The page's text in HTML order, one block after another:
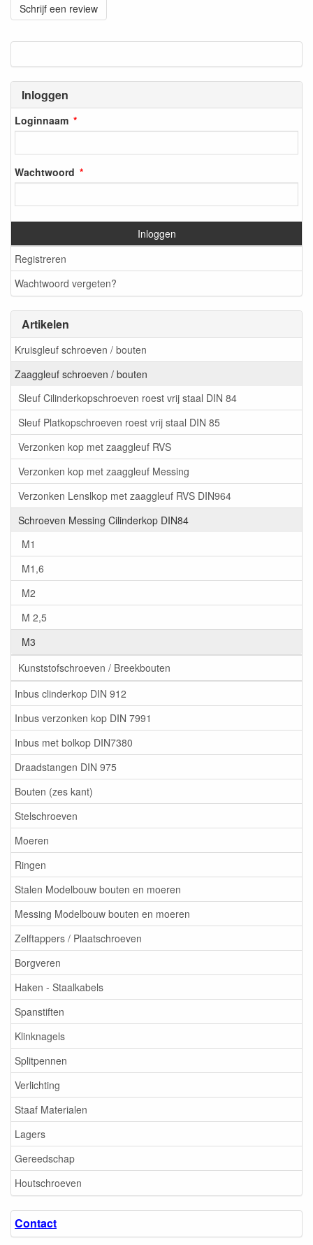
Inloggen
Loginnaam
Wachtwoord
Inloggen
Registreren
Wachtwoord vergeten?
Artikelen
Kruisgleuf schroeven / bouten
Zaaggleuf schroeven / bouten
Sleuf Cilinderkopschroeven roest vrij staal DIN 84
Sleuf Platkopschroeven roest vrij staal DIN 85
Verzonken kop met zaaggleuf RVS
Verzonken kop met zaaggleuf Messing
Verzonken Lenslkop met zaaggleuf RVS DIN964
Schroeven Messing Cilinderkop DIN84
M1
M1,6
M2
M 2,5
M3
Kunststofschroeven / Breekbouten
Inbus clinderkop DIN 912
Inbus verzonken kop DIN 7991
Inbus met bolkop DIN7380
Draadstangen DIN 975
Bouten (zes kant)
Stelschroeven
Moeren
Ringen
Stalen Modelbouw bouten en moeren
Messing Modelbouw bouten en moeren
Zelftappers / Plaatschroeven
Borgveren
Haken - Staalkabels
Spanstiften
Klinknagels
Splitpennen
Verlichting
Staaf Materialen
Lagers
Gereedschap
Houtschroeven
Contact
Schrijf een review